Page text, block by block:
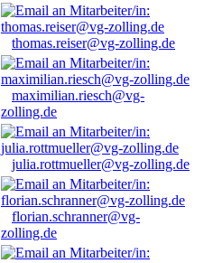
thomas.reiser@vg-zolling.de
maximilian.riesch@vg-
zolling.de
julia.rottmueller@vg-zolling.de
florian.schranner@vg-
zolling.de